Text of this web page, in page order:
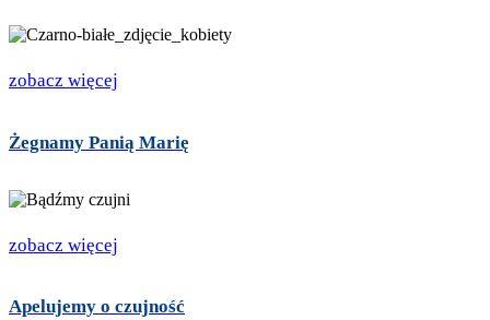
zobacz więcej
Żegnamy Panią Marię
zobacz więcej
Apelujemy o czujność